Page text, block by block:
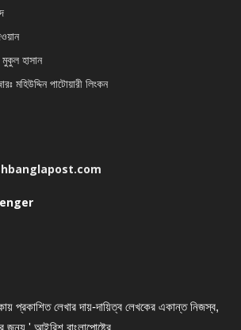
হাসান
মহিউদ্দিন পাটোয়ারী লিংকন
প্রকাশিত লেখার দায়-দায়িত্ব লেখকের একান্ত নিজস্ব,
জন্য ' আইরিশ বাংলাপোষ্টের